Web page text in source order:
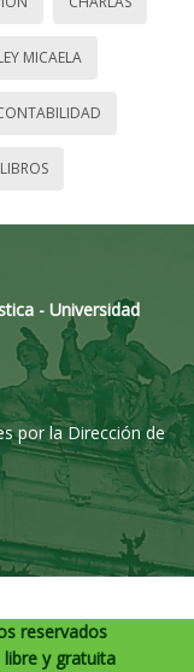
MICAELA
LIBROS
- Universidad
por la Dirección de
reservados
y gratuita